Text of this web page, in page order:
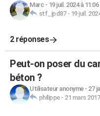
Marc - 19 juil. 2024 à 11:06
stf_jpd87- 19 juil.
2 réponses
Peut-on poser du
béton ?
Utilisateur anonyme- 27
philippe- 21 mars